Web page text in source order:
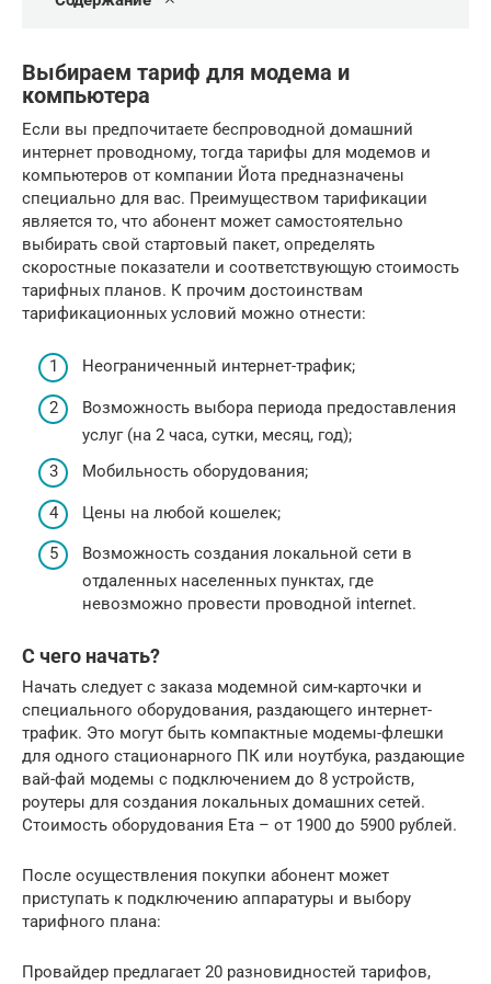
Выбираем тариф для модема и
компьютера
Если вы предпочитаете беспроводной домашний
интернет проводному, тогда тарифы для модемов и
компьютеров от компании Йота предназначены
специально для вас. Преимуществом тарификации
является то, что абонент может самостоятельно
выбирать свой стартовый пакет, определять
скоростные показатели и соответствующую стоимость
тарифных планов. К прочим достоинствам
тарификационных условий можно отнести:
Неограниченный интернет-трафик;
Возможность выбора периода предоставления
услуг (на 2 часа, сутки, месяц, год);
Мобильность оборудования;
Цены на любой кошелек;
Возможность создания локальной сети в
отдаленных населенных пунктах, где
невозможно провести проводной internet.
С чего начать?
Начать следует с заказа модемной сим-карточки и
специального оборудования, раздающего интернет-
трафик. Это могут быть компактные модемы-флешки
для одного стационарного ПК или ноутбука, раздающие
вай-фай модемы с подключением до 8 устройств,
роутеры для создания локальных домашних сетей.
Стоимость оборудования Ета – от 1900 до 5900 рублей.
После осуществления покупки абонент может
приступать к подключению аппаратуры и выбору
тарифного плана:
Провайдер предлагает 20 разновидностей тарифов,